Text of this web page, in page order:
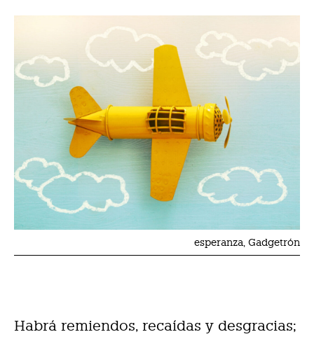
esperanza, Gadgetrón
Habrá remiendos, recaídas y desgracias;